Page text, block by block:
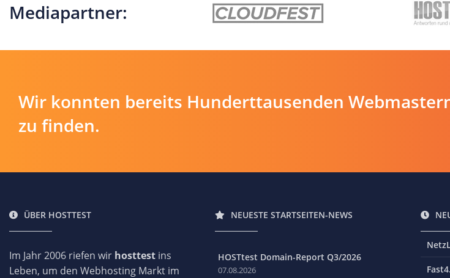
Mediapartner:
Wir konnten bereits Hunderttausenden
zu finden.
ÜBER HOSTTEST
Im Jahr 2006 riefen wir hosttest ins
Leben, um den Webhosting Markt im
NEUESTE STARTSEITEN-NEWS
HOSTtest Domain-Report Q3/2026
07.08.2026